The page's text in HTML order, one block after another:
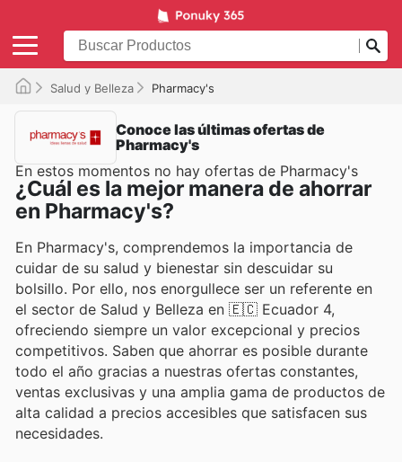
Salud y Belleza Pharmacy's
Conoce las últimas ofertas de
Pharmacy's
En estos momentos no hay ofertas de Pharmacy's
¿Cuál es la mejor manera de ahorrar
en Pharmacy's?
En Pharmacy's, comprendemos la importancia de
cuidar de su salud y bienestar sin descuidar su
bolsillo. Por ello, nos enorgullece ser un referente en
el sector de Salud y Belleza en 🇪🇨 Ecuador 4,
ofreciendo siempre un valor excepcional y precios
competitivos. Saben que ahorrar es posible durante
todo el año gracias a nuestras ofertas constantes,
ventas exclusivas y una amplia gama de productos de
alta calidad a precios accesibles que satisfacen sus
necesidades.